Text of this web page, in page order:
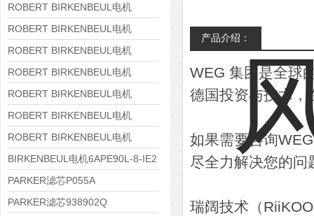
8APE225M-4-IE3
ROBERT BIRKENBEUL电机
8APE180L-4 IE3
ROBERT BIRKENBEUL电机
8APE160M-6 IE3
ROBERT BIRKENBEUL电机
8APE160L-4-IE3
ROBERT BIRKENBEUL电机
8APE112M-6K-IE3
ROBERT BIRKENBEUL电机
8APE100L-2 IE3
ROBERT BIRKENBEUL电机
8APE90S-4 IE3
ROBERT BIRKENBEUL电机
8APE80M-2K-IE3
BIRKENBEUL电机6APE90L-8-IE2
PARKER滤芯P055A
PARKER滤芯938902Q
产品介绍：
WEG 集团是全球
德国投资与技术，
如果需要咨询
尽全力解决您的问
瑞阔技术（